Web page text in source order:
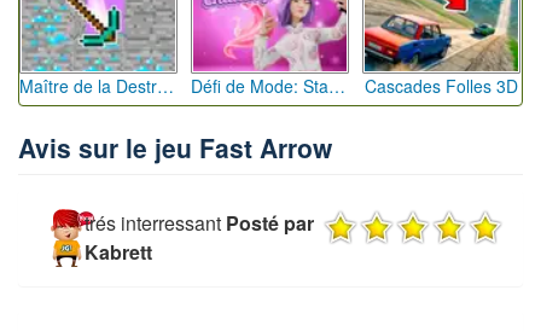
Maître de la Destruction: Fusion de Pioches Défi de Mode: Star du Podium Cascades Folles 3D
Avis sur le jeu Fast Arrow
trés interressant Posté par
Kabrett